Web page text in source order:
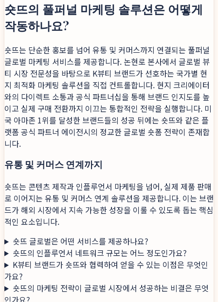
숏뜨의 풀퍼널 마케팅 솔루션은 어떻게
작동하나요?
숏뜨는 단순한 홍보를 넘어 유통 및 커머스까지 연결되는 풀퍼널
글로벌 마케팅 서비스를 제공합니다. 논현로 본사에서 글로벌 뷰
티 시장 전문성을 바탕으로 K뷰티 브랜드가 선호하는 국가별 현
지 최적화 마케팅 솔루션을 직접 컨트롤합니다. 현지 크리에이터
와의 다이렉트 소통과 공식 파트너십을 통해 브랜드 인지도를 높
이고 실제 구매 전환까지 이끄는 통합적인 전략을 실행합니다. 미
국 아마존 1위를 달성한 브랜드들의 성공 뒤에는 숏뜨와 같은 플
랫폼 공식 파트너 에이전시의 정교한 글로벌 숏폼 전략이 존재합
니다.
유통 및 커머스 연계까지
숏뜨는 콘텐츠 제작과 인플루언서 마케팅을 넘어, 실제 제품 판매
로 이어지는 유통 및 커머스 연계 솔루션을 제공합니다. 이는 브랜
드가 해외 시장에서 지속 가능한 성장을 이룰 수 있도록 돕는 핵심
적인 요소입니다.
숏뜨 글로벌은 어떤 서비스를 제공하나요?
숏뜨의 인플루언서 네트워크 규모는 어느 정도인가요?
K뷰티 브랜드가 숏뜨와 협력하여 얻을 수 있는 이점은 무엇인
가요?
숏뜨의 마케팅 전략이 글로벌 시장에서 성공하는 비결은 무엇
인가요?